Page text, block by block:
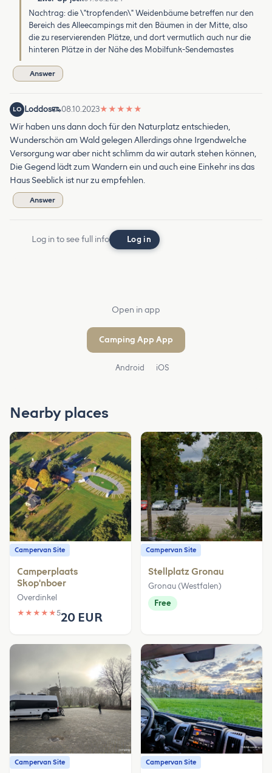
Nachtrag: die \"tropfenden\" Weidenbäume betreffen nur den
Bereich des Alleecampings mit den Bäumen in der Mitte, also
die zu reservierenden Plätze, und dort vermutlich auch nur die
hinteren Plätze in der Nähe des Mobilfunk-Sendemastes
Answer
LO Loddos 08.10.2023★ ★ ★ ★ ★
Wir haben uns dann doch für den Naturplatz entschieden,
Wunderschön am Wald gelegen Allerdings ohne Irgendwelche
Versorgung war aber nicht schlimm da wir autark stehen können,
Die Gegend lädt zum Wandern ein und auch eine Einkehr ins das
Haus Seeblick ist nur zu empfehlen.
Answer
Log in to see full info Log in
Open in app
Camping App App
Android iOS
Nearby places
Campervan Site
Camperplaats
Skop'nboer
Overdinkel
★ ★ ★ ★ ★520 EUR
Campervan Site
Stellplatz Gronau
Gronau (Westfalen)
Free
Campervan Site Campervan Site